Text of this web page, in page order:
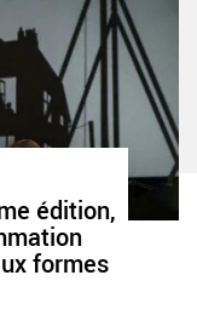
édition,
formes